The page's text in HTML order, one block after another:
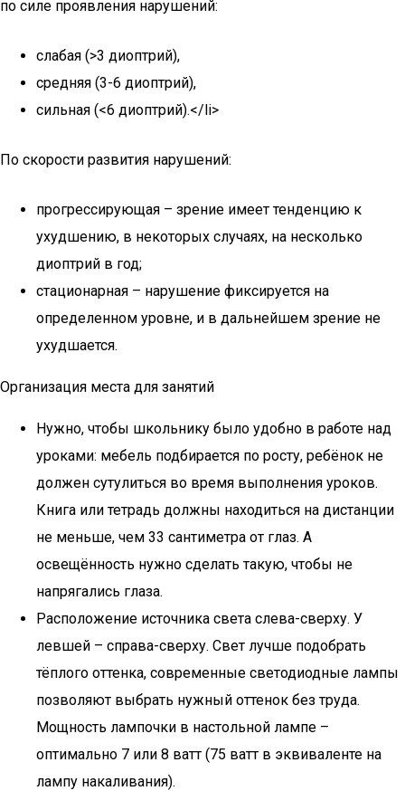
по силе проявления нарушений:
слабая (>3 диоптрий),
средняя (3-6 диоптрий),
сильная (<6 диоптрий).</li>
По скорости развития нарушений:
прогрессирующая – зрение имеет тенденцию к
ухудшению, в некоторых случаях, на несколько
диоптрий в год;
стационарная – нарушение фиксируется на
определенном уровне, и в дальнейшем зрение не
ухудшается.
Организация места для занятий
Нужно, чтобы школьнику было удобно в работе над
уроками: мебель подбирается по росту, ребёнок не
должен сутулиться во время выполнения уроков.
Книга или тетрадь должны находиться на дистанции
не меньше, чем 33 сантиметра от глаз. А
освещённость нужно сделать такую, чтобы не
напрягались глаза.
Расположение источника света слева-сверху. У
левшей – справа-сверху. Свет лучше подобрать
тёплого оттенка, современные светодиодные лампы
позволяют выбрать нужный оттенок без труда.
Мощность лампочки в настольной лампе –
оптимально 7 или 8 ватт (75 ватт в эквиваленте на
лампу накаливания).